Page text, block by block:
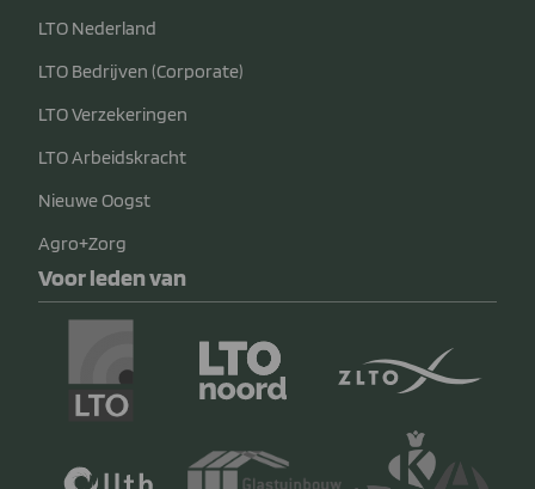
LTO Nederland
LTO Bedrijven (Corporate)
LTO Verzekeringen
LTO Arbeidskracht
Nieuwe Oogst
Agro+Zorg
Voor leden van